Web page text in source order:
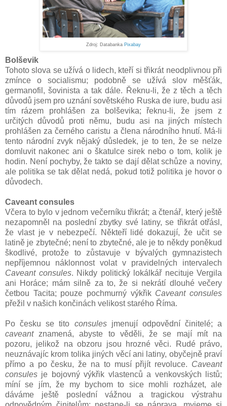
Zdroj: Databanka Pixabay
Bolševik
Tohoto slova se užívá o lidech, kteří si třikrát neodplivnou při
zmínce o socialismu; podobně se užívá slov měšťák,
germanofil, šovinista a tak dále. Řeknu-li, že z těch a těch
důvodů jsem pro uznání sovětského Ruska de iure, budu asi
tím rázem prohlášen za bolševika; řeknu-li, že jsem z
určitých důvodů proti němu, budu asi na jiných místech
prohlášen za černého caristu a člena národního hnutí. Má-li
tento národní zvyk nějaký důsledek, je to ten, že se nelze
domluvit nakonec ani o škatulce sirek nebo o tom, kolik je
hodin. Není pochyby, že takto se dají dělat schůze a noviny,
ale politika se tak dělat nedá, pokud totiž politika je hovor o
důvodech.
Caveant consules
Včera to bylo v jednom večerníku třikrát; a čtenář, který ještě
nezapomněl na poslední zbytky své latiny, se třikrát otřásl,
že vlast je v nebezpečí. Někteří lidé dokazují, že učit se
latině je zbytečné; není to zbytečné, ale je to někdy poněkud
škodlivé, protože to zůstavuje v bývalých gymnazistech
nepříjemnou náklonnost volat v pravidelných intervalech
Caveant consules. Nikdy politický lokálkář necituje Vergila
ani Horáce; mám silně za to, že si nekrátí dlouhé večery
četbou Tacita; pouze pochmurný výkřik Caveant consules
přežil v našich končinách velikost starého Říma.
Po česku se tito consules jmenují odpovědní činitelé; a
caveant znamená, abyste to věděli, že se mají mít na
pozoru, jelikož na obzoru jsou hrozné věci. Rudé právo,
neuznávajíc krom tolika jiných věcí ani latiny, obyčejně praví
přímo a po česku, že na to musí přijít revoluce. Caveant
consules je bojovný výkřik vlastenců a venkovských listů;
míní se jím, že my bychom to sice mohli rozházet, ale
dáváme ještě poslední vážnou a tragickou výstrahu